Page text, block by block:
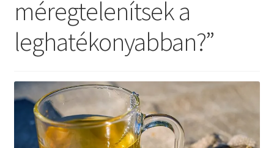
Instagram
méregtelenítsek a
leghatékonyabban?”